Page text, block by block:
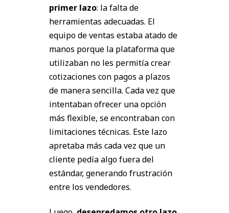
primer lazo: la falta de
herramientas adecuadas. El
equipo de ventas estaba atado de
manos porque la plataforma que
utilizaban no les permitía crear
cotizaciones con pagos a plazos
de manera sencilla. Cada vez que
intentaban ofrecer una opción
más flexible, se encontraban con
limitaciones técnicas. Este lazo
apretaba más cada vez que un
cliente pedía algo fuera del
estándar, generando frustración
entre los vendedores.